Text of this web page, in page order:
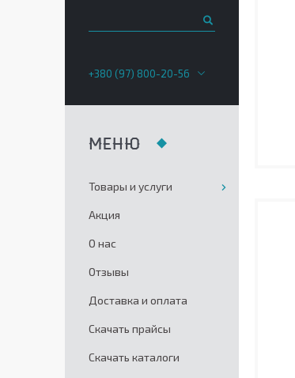
+380 (97) 800-20-56
Товары и услуги
Акция
О нас
Отзывы
Доставка и оплата
Скачать прайсы
Скачать каталоги